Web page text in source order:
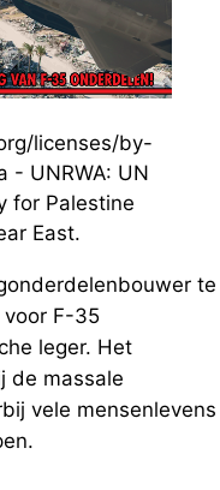
licenses/by-
- UNRWA: UN
for Palestine
East.
te
F-35
leger. Het
de massale
vele mensenlevens